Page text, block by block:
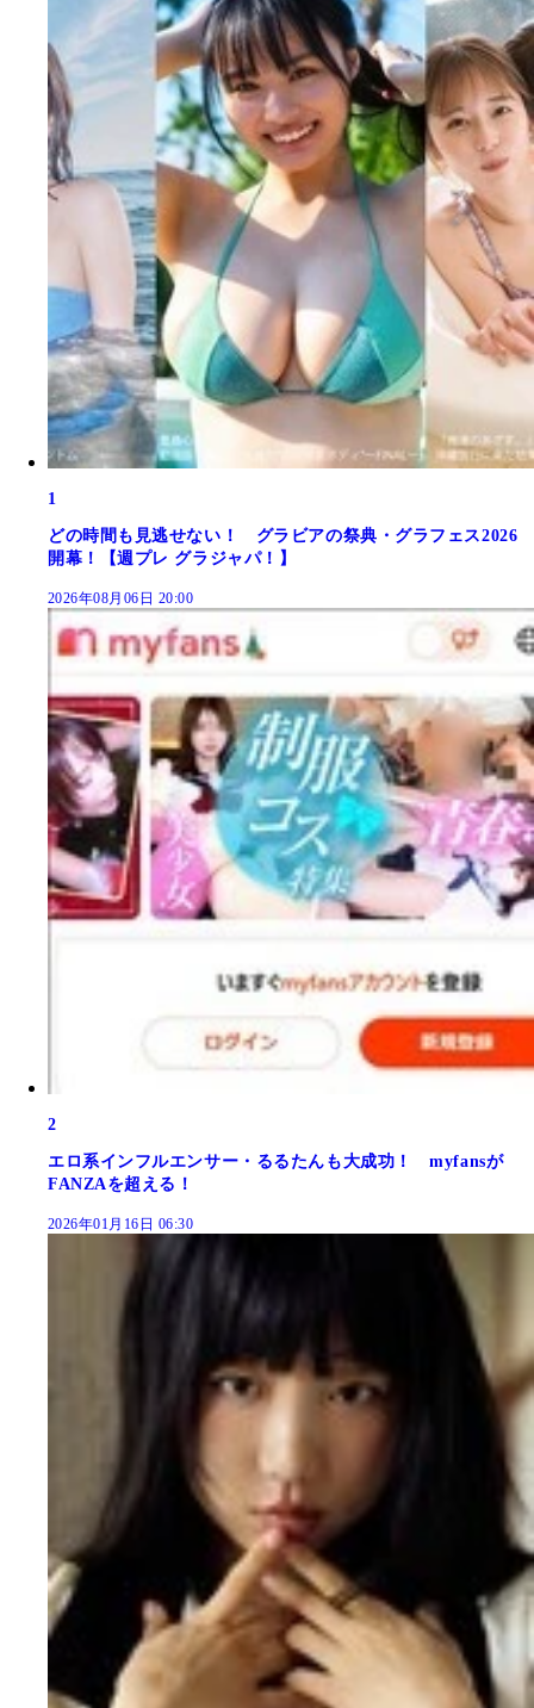
1
どの時間も見逃せない！ グラビアの祭典・グラフェス2026
開幕！【週プレ グラジャパ！】
2026年08月06日 20:00
2
エロ系インフルエンサー・るるたんも大成功！ myfansが
FANZAを超える！
2026年01月16日 06:30